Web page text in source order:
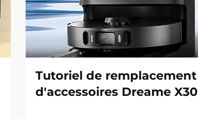
Tutoriel de remplacement
d'accessoires Dreame X30